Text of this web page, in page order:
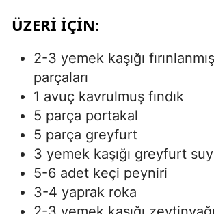
ÜZERI İÇIN:
2-3 yemek kaşığı
parçaları
1 avuç kavrulmuş fındık
5 parça portakal
5 parça greyfurt
3 yemek kaşığı greyfurt
5-6 adet keçi peyniri
3-4 yaprak roka